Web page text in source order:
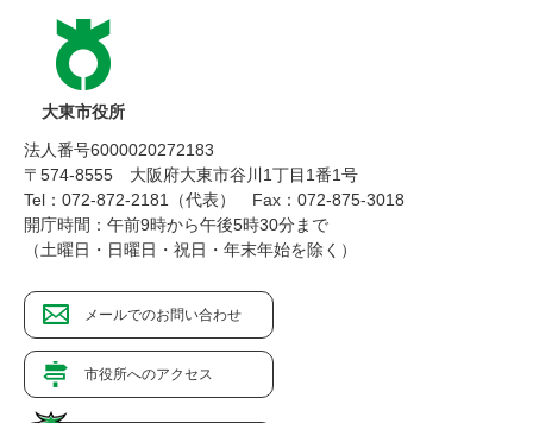
大東市役所
法人番号6000020272183
〒574-8555 大阪府大東市谷川1丁目1番1号
Tel：072-872-2181（代表）
Fax：072-875-3018
開庁時間：午前9時から午後5時30分まで
（土曜日・日曜日・祝日・年末年始を除く）
メールでのお問い合わせ
市役所へのアクセス